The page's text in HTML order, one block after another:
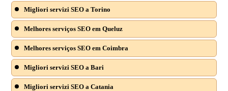
Migliori servizi SEO a Torino
Melhores serviços SEO em Queluz
Melhores serviços SEO em Coimbra
Migliori servizi SEO a Bari
Migliori servizi SEO a Catania